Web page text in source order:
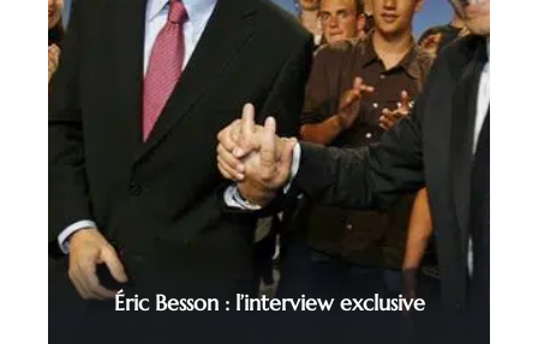
Éric Besson : l’interview exclusive